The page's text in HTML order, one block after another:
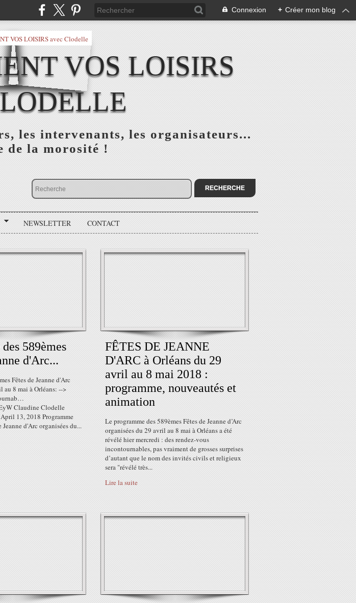
Connexion + Créer mon blog
VOS LOISIRS
les intervenants, les organisateurs...
de la morosité !
NEWSLETTER CONTACT
589èmes
d'Arc...
Fêtes de Jeanne d'Arc
au 8 mai à Orléans: -->
Claudine Clodelle
13, 2018 Programme
Jeanne d'Arc organisées du...
FÊTES DE JEANNE
D'ARC à Orléans du 29
avril au 8 mai 2018 :
programme, nouveautés et
animation
Le programme des 589èmes Fêtes de Jeanne d’Arc
organisées du 29 avril au 8 mai à Orléans a été
révélé hier mercredi : des rendez-vous
incontournables, pas vraiment de grosses surprises
d’autant que le nom des invités civils et religieux
sera "révélé très...
Lire la suite